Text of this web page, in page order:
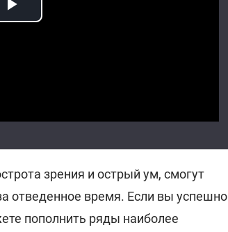
зрения и острый ум, смогут
отведенное время. Если вы успешно
пополнить ряды наиболее